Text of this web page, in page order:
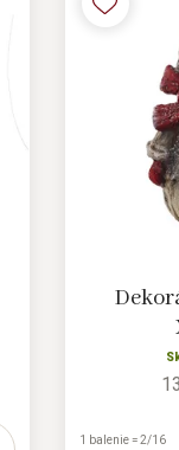
1 balenie = 2/16